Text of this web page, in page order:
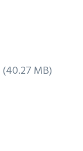
(40.27 MB)